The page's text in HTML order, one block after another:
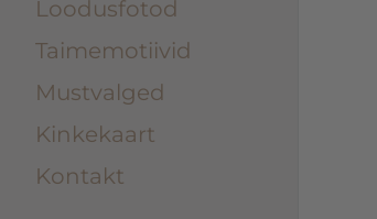
Loodusfotod
Taimemotiivid
Mustvalged
Kinkekaart
Kontakt